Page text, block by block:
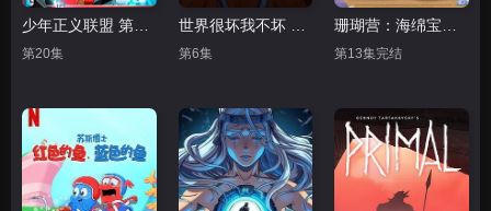
第20集 第6集 第13集完结